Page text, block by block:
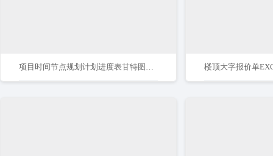
项目时间节点规划计划进度表甘特图Excel模板 楼顶大字报价单